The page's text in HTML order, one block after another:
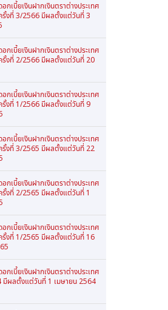
กเบี้ยเงินฝากเงินตราต่างประเทศ
รั้งที่ 3/2566 มีผลตั้งแต่วันที่ 3
กเบี้ยเงินฝากเงินตราต่างประเทศ
รั้งที่ 2/2566 มีผลตั้งแต่วันที่ 20
กเบี้ยเงินฝากเงินตราต่างประเทศ
รั้งที่ 1/2566 มีผลตั้งแต่วันที่ 9
กเบี้ยเงินฝากเงินตราต่างประเทศ
รั้งที่ 3/2565 มีผลตั้งแต่วันที่ 22
กเบี้ยเงินฝากเงินตราต่างประเทศ
รั้งที่ 2/2565 มีผลตั้งแต่วันที่ 1
กเบี้ยเงินฝากเงินตราต่างประเทศ
รั้งที่ 1/2565 มีผลตั้งแต่วันที่ 16
กเบี้ยเงินฝากเงินตราต่างประเทศ
มีผลตั้งแต่วันที่ 1 เมษายน 2564